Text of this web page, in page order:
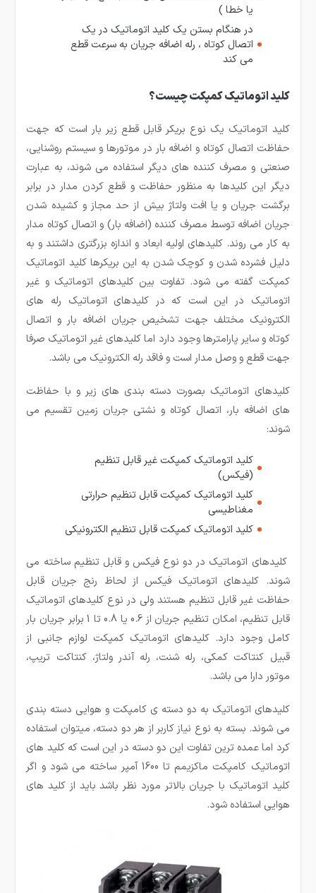
یا خطا )
در هنگام بستن یک کلید اتوماتیک در یک
اتصال کوتاه ، رله اضافه جریان به سرعت قطع
می کند
کلید اتوماتیک کمپکت چیست؟
کلید اتوماتیک یک نوع بریکر قابل قطع زیر بار است که جهت
حفاظت اتصال کوتاه و اضافه بار در موتورها و سیستم روشنایی،
صنعتی و مصرف کننده های دیگر استفاده می شوند، به عبارت
دیگر این کلیدها به منظور حفاظت و قطع کردن مدار در برابر
برگشت جریان و یا افت ولتاژ بیش از حد مجاز و کشیده شدن
جریان اضافه توسط مصرف کننده (اضافه بار) و اتصال کوتاه مدار
به کار می روند. کلیدهای اولیه ابعاد و اندازه بزرگتری داشتند و به
دلیل فشرده شدن و کوچک شدن به این بریکرها کلید اتوماتیک
کمپکت گفته می شود. تفاوت بین کلیدهای اتوماتیک و غیر
اتوماتیک در این است که در کلیدهای اتوماتیک رله های
الکترونیک مختلف جهت تشخیص جریان اضافه بار و اتصال
کوتاه و سایر پارامترها وجود دارد اما کلیدهای غیر اتوماتیک صرفا
جهت قطع و وصل مدار است و فاقد رله الکترونیک می باشد.
کلیدهای اتوماتیک بصورت دسته بندی های زیر و با حفاظت
های اضافه بار، اتصال کوتاه و نشتی جریان زمین تقسیم می
شوند:
کلید اتوماتیک کمپکت غیر قابل تنظیم
(فیکس)
کلید اتوماتیک کمپکت قابل تنظیم حرارتی
مغناطیسی
کلید اتوماتیک کمپکت قابل تنظیم الکترونیکی
کلیدهای اتوماتیک در دو نوع فیکس و قابل تنظیم ساخته می
شوند. کلیدهای اتوماتیک فیکس از لحاظ رنج جریان قابل
حفاظت غیر قابل تنظیم هستند ولی در نوع کلیدهای اتوماتیک
قابل تنظیم، امکان تنظیم جریان از 0.6 یا 0.8 تا 1 برابر جریان بار
کامل وجود دارد. کلیدهای اتوماتیک کمپکت لوازم جانبی از
قبیل کنتاکت کمکی، رله شنت، رله آندر ولتاژ، کنتاکت تریپ،
موتور دارا می باشد.
کلیدهای اتوماتیک به دو دسته­ ی کامپکت و هوایی دسته بندی
می­ شوند. بسته به نوع نیاز کاربر از هر دو دسته، میتوان استفاده
کرد اما عمده ترین تفاوت این دو دسته در این است که کلید های
اتوماتیک کامپکت ماکزیمم تا 1600 آمپر ساخته می شود و اگر
کلید اتوماتیک با جریان بالاتر مورد نظر باشد باید از کلید های
هوایی استفاده شود.